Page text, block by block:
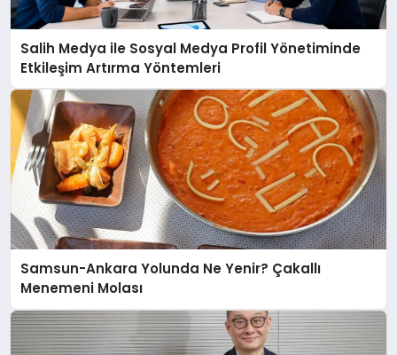
Salih Medya ile Sosyal Medya Profil Yönetiminde
Etkileşim Artırma Yöntemleri
Samsun-Ankara Yolunda Ne Yenir? Çakallı
Menemeni Molası